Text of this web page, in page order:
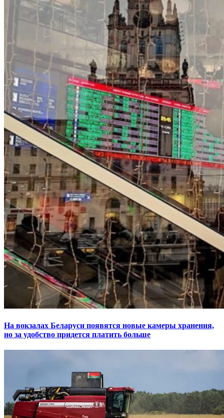
На вокзалах Беларуси появятся новые камеры хранения,
но за удобство придется платить больше